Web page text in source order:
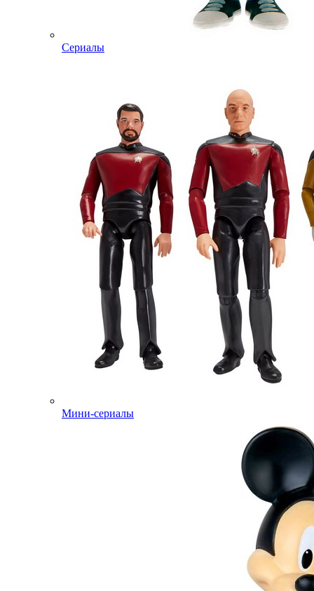
Сериалы
Мини-сериалы